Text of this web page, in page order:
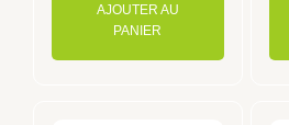
AJOUTER AU
PANIER